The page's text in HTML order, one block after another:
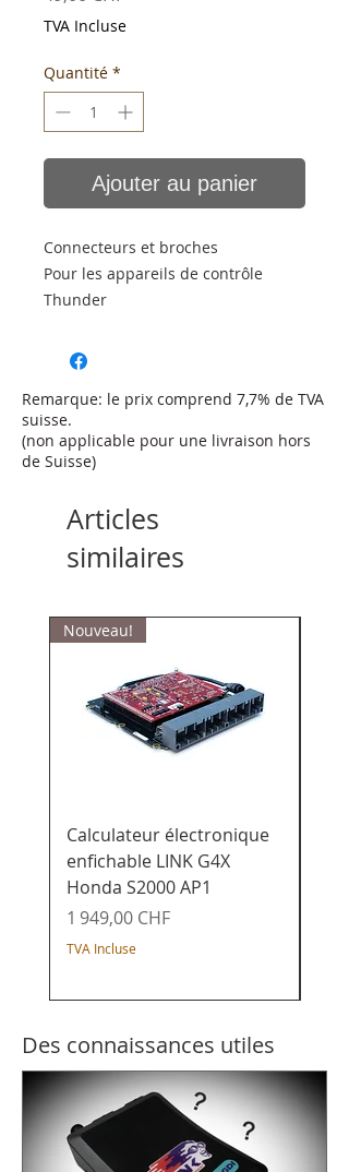
TVA Incluse
Quantité *
Ajouter au panier
Connecteurs et broches
Pour les appareils de contrôle
Thunder
Remarque: le prix comprend 7,7% de TVA
suisse.
(non applicable pour une livraison hors
de Suisse)
Articles
similaires
Nouveau!
Calculateur électronique
enfichable LINK G4X
Honda S2000 AP1
Prix
1 949,00 CHF
TVA Incluse
Des connaissances utiles